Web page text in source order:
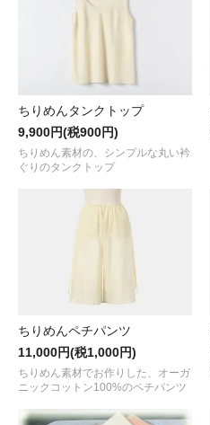
ちりめんタンクトップ
9,900円(税900円)
ちりめん素材の、シンプルな丸い衿
ぐりのタンクトップ
ちりめんペチパンツ
11,000円(税1,000円)
ちりめん素材でお作りした、オーガ
ニックコットン100%のペチパンツ